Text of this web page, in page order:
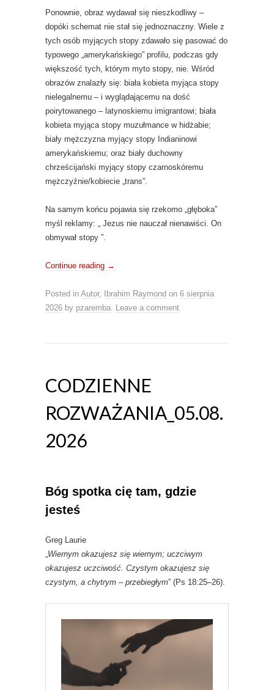
Ponownie, obraz wydawał się nieszkodliwy –
dopóki schemat nie stał się jednoznaczny. Wiele z
tych osób myjących stopy zdawało się pasować do
typowego „amerykańskiego” profilu, podczas gdy
większość tych, którym myto stopy, nie. Wśród
obrazów znalazły się: biała kobieta myjąca stopy
nielegalnemu – i wyglądającemu na dość
poirytowanego – latynoskiemu imigrantowi; biała
kobieta myjąca stopy muzułmance w hidżabie;
biały mężczyzna myjący stopy Indianinowi
amerykańskiemu; oraz biały duchowny
chrześcijański myjący stopy czarnoskóremu
mężczyźnie/kobiecie „trans”.
Na samym końcu pojawia się rzekomo „głęboka”
myśl reklamy: „ Jezus nie nauczał nienawiści. On
obmywał stopy ”.
Continue reading →
Posted in Autor, Ibrahim Raymond on 6 sierpnia
2026 by pzaremba. Leave a comment
CODZIENNE
ROZWAŻANIA_05.08.
2026
Bóg spotka cię tam, gdzie
jesteś
Greg Laurie
„Wiernym okazujesz się wiernym; uczciwym
okazujesz uczciwość. Czystym okazujesz się
czystym, a chytrym – przebiegłym” (Ps 18:25–26).